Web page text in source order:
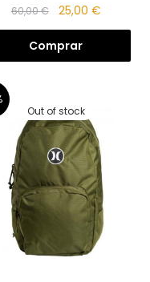
60,00€ 25,00 €
Comprar
Out of stock